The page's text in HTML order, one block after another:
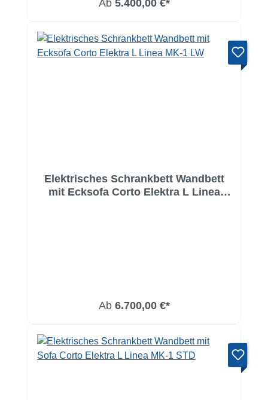
Ab 5.400,00 €*
Elektrisches Schrankbett Wandbett
mit Ecksofa Corto Elektra L Linea
Ab 6.700,00 €*